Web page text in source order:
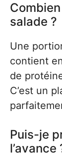
salade ?
Une
contient
de
C’est un
Puis-je
l’avance